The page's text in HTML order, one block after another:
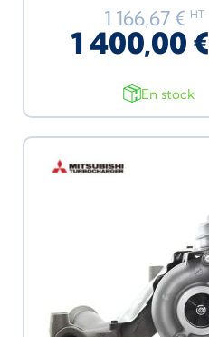
1 166,67 € HT
1 400,00 €
En stock